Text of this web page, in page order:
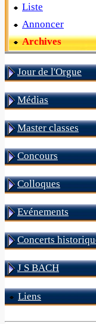
Liste
Annoncer
Archives
Jour de l'Orgue
Médias
Master classes
Concours
Colloques
Evénements
Concerts
J S BACH
Liens